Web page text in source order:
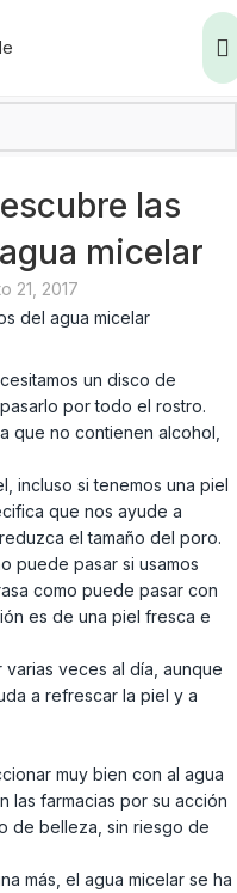
las
micelar
21, 2017
un disco de
por todo el rostro.
que no contienen alcohol,
incluso si tenemos una piel
que nos ayude a
el tamaño del poro.
puede pasar si usamos
como puede pasar con
es de una piel fresca e
veces al día, aunque
a refrescar la piel y a
muy bien con al agua
las farmacias por su acción
de belleza, sin riesgo de
más, el agua micelar se ha